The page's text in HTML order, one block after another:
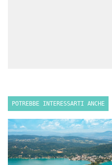
POTREBBE INTERESSARTI ANCHE